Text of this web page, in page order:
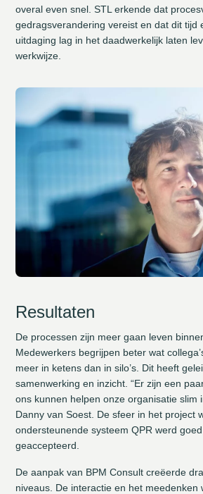
overal even snel. STL erkende dat
gedragsverandering vereist en dat dit tijd
uitdaging lag in het daadwerkelijk laten
werkwijze.
Resultaten
De processen zijn meer gaan leven
Medewerkers begrijpen beter wat
meer in ketens dan in silo’s. Dit heeft
samenwerking en inzicht. “Er zijn een
ons kunnen helpen onze organisatie slim
Danny van Soest. De sfeer in het project
ondersteunende systeem QPR werd
geaccepteerd.
De aanpak van BPM Consult creëerde
niveaus. De interactie en het meedenken